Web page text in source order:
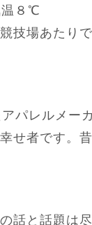
温８℃
技場あたり
パレルメー
せ者です。
話と話題は